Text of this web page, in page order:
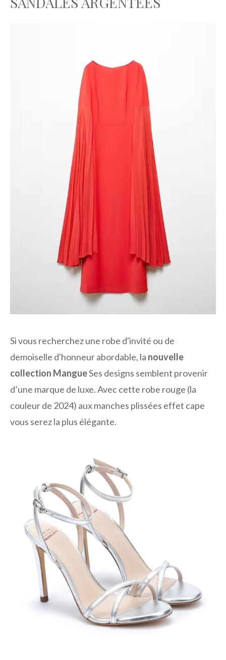
Si vous recherchez une robe d'invité ou de
demoiselle d'honneur abordable, la nouvelle
collection MangueSes designs semblent provenir
d’une marque de luxe. Avec cette robe rouge (la
couleur de 2024) aux manches plissées effet cape
vous serez la plus élégante.